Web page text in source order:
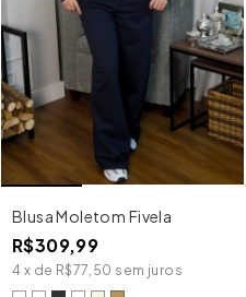
Blusa Moletom Fivela
R$309,99
4 x de R$77,50 sem juros